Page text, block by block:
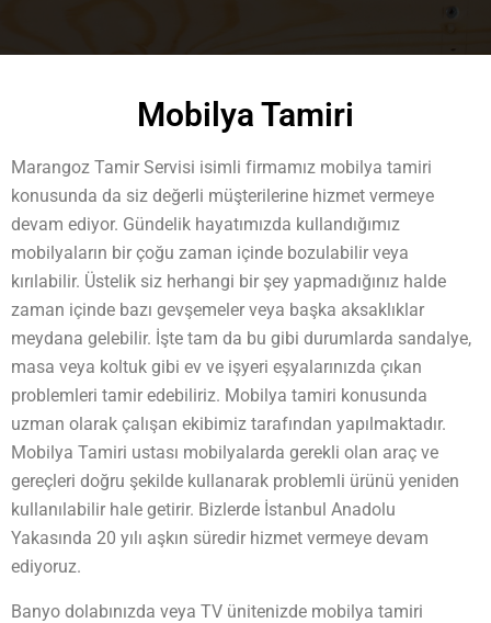
Mobilya Tamiri
Marangoz Tamir Servisi isimli firmamız mobilya tamiri
konusunda da siz değerli müşterilerine hizmet vermeye
devam ediyor. Gündelik hayatımızda kullandığımız
mobilyaların bir çoğu zaman içinde bozulabilir veya
kırılabilir. Üstelik siz herhangi bir şey yapmadığınız halde
zaman içinde bazı gevşemeler veya başka aksaklıklar
meydana gelebilir. İşte tam da bu gibi durumlarda sandalye,
masa veya koltuk gibi ev ve işyeri eşyalarınızda çıkan
problemleri tamir edebiliriz. Mobilya tamiri konusunda
uzman olarak çalışan ekibimiz tarafından yapılmaktadır.
Mobilya Tamiri ustası mobilyalarda gerekli olan araç ve
gereçleri doğru şekilde kullanarak problemli ürünü yeniden
kullanılabilir hale getirir. Bizlerde İstanbul Anadolu
Yakasında 20 yılı aşkın süredir hizmet vermeye devam
ediyoruz.
Banyo dolabınızda veya TV ünitenizde mobilya tamiri